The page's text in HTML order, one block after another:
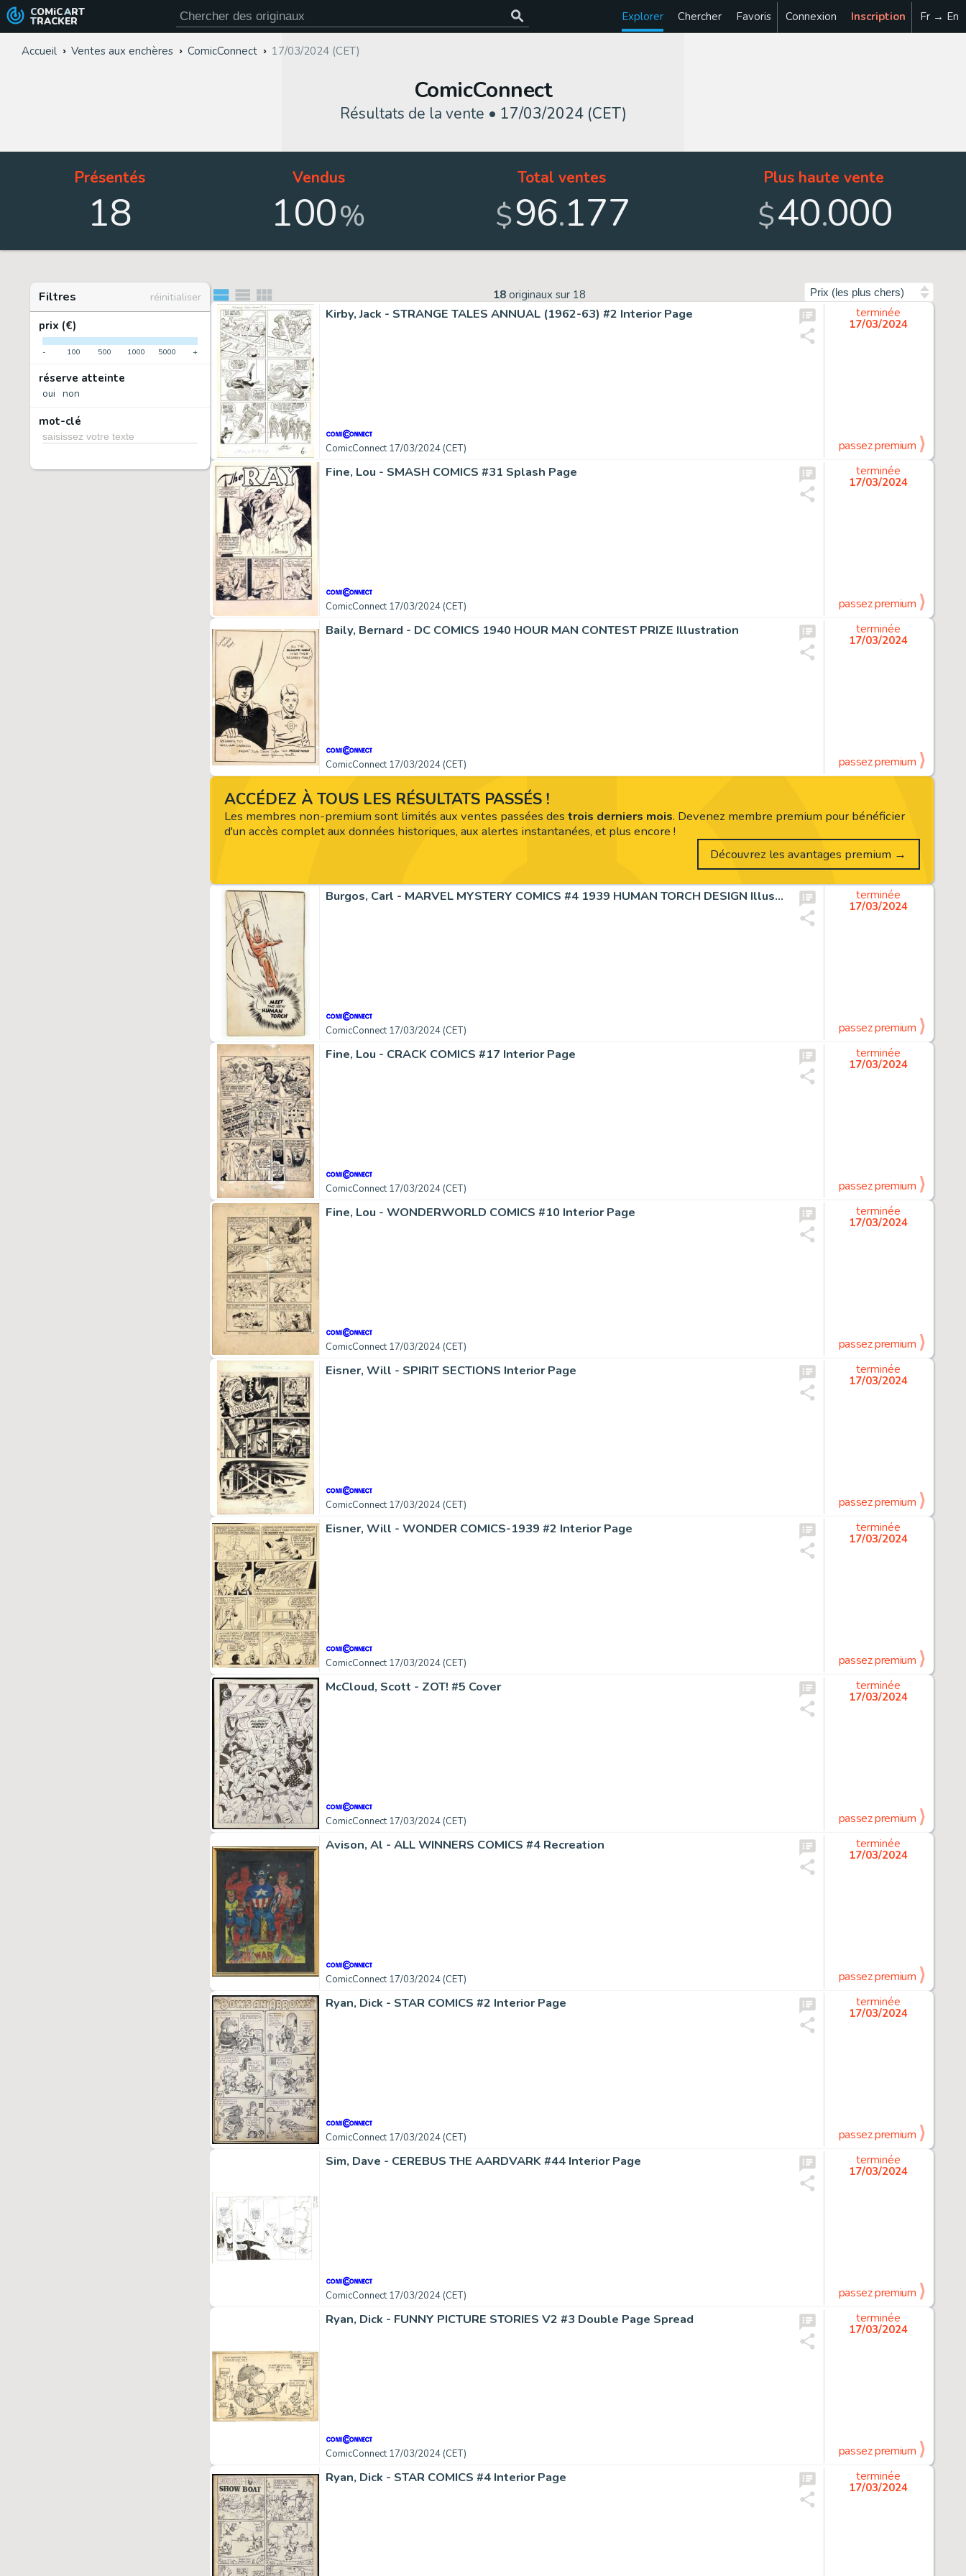
COMiC ART
TRACKER Explorer Chercher Favoris Connexion Inscription Fr → En
Accueil Ventes aux enchères ComicConnect 17/03/2024 (CET)
ComicConnect
Résultats de la vente • 17/03/2024 (CET)
Présentés
18
Vendus
100%
Total ventes
$96.177
Plus haute vente
$40.000
Filtres
réinitialiser
prix (€)
- 100 500 1000 5000 +
réserve atteinte
oui non
mot-clé
18 originaux sur 18
Kirby, Jack - STRANGE TALES ANNUAL (1962-63) #2 Interior Page
ComicConnect 17/03/2024 (CET)
terminée
17/03/2024
passez premium
Fine, Lou - SMASH COMICS #31 Splash Page
ComicConnect 17/03/2024 (CET)
terminée
17/03/2024
passez premium
Baily, Bernard - DC COMICS 1940 HOUR MAN CONTEST PRIZE Illustration
ComicConnect 17/03/2024 (CET)
terminée
17/03/2024
passez premium
Burgos, Carl - MARVEL MYSTERY COMICS #4 1939 HUMAN TORCH DESIGN Illustration
ComicConnect 17/03/2024 (CET)
terminée
17/03/2024
passez premium
Fine, Lou - CRACK COMICS #17 Interior Page
ComicConnect 17/03/2024 (CET)
terminée
17/03/2024
passez premium
Fine, Lou - WONDERWORLD COMICS #10 Interior Page
ComicConnect 17/03/2024 (CET)
terminée
17/03/2024
passez premium
Eisner, Will - SPIRIT SECTIONS Interior Page
ComicConnect 17/03/2024 (CET)
terminée
17/03/2024
passez premium
Eisner, Will - WONDER COMICS-1939 #2 Interior Page
ComicConnect 17/03/2024 (CET)
terminée
17/03/2024
passez premium
McCloud, Scott - ZOT! #5 Cover
ComicConnect 17/03/2024 (CET)
terminée
17/03/2024
passez premium
Avison, Al - ALL WINNERS COMICS #4 Recreation
ComicConnect 17/03/2024 (CET)
terminée
17/03/2024
passez premium
Ryan, Dick - STAR COMICS #2 Interior Page
ComicConnect 17/03/2024 (CET)
terminée
17/03/2024
passez premium
Sim, Dave - CEREBUS THE AARDVARK #44 Interior Page
ComicConnect 17/03/2024 (CET)
terminée
17/03/2024
passez premium
Ryan, Dick - FUNNY PICTURE STORIES V2 #3 Double Page Spread
ComicConnect 17/03/2024 (CET)
terminée
17/03/2024
passez premium
Ryan, Dick - STAR COMICS #4 Interior Page
terminée
17/03/2024
ACCÉDEZ À TOUS LES RÉSULTATS PASSÉS !
Les membres non-premium sont limités aux ventes passées des trois derniers mois. Devenez membre premium pour bénéficier
d'un accès complet aux données historiques, aux alertes instantanées, et plus encore !
Découvrez les avantages premium →